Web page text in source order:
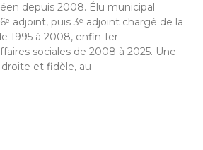
depuis 2008. Élu municipal
adjoint, puis 3ᵉ adjoint chargé de la
1995 à 2008, enfin 1er
sociales de 2008 à 2025. Une
et fidèle, au